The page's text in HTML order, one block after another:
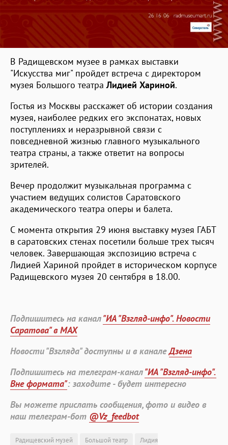
В Радищевском музее в рамках выставки
"Искусства миг" пройдет встреча с директором
музея Большого театраЛидией Хариной.
Гостья из Москвы расскажет об истории создания
музея, наиболее редких его экспонатах, новых
поступлениях и неразрывной связи с
повседневной жизнью главного музыкального
театра страны, а также ответит на вопросы
зрителей.
Вечер продолжит музыкальная программа с
участием ведущих солистов Саратовского
академического театра оперы и балета.
С момента открытия 29 июня выставку музея ГАБТ
в саратовских стенах посетили больше трех тысяч
человек. Завершающая экспозицию встреча с
Лидией Хариной пройдет в историческом корпусе
Радищевского музея 20 сентября в 18.00.
Подпишитесь на канал"ИА "Взгляд-инфо". Новости
Саратова" в MAX
Новости "Взгляда" доступны и в каналеДзена
Подпишитесь на телеграм-канал"ИА "Взгляд-инфо".
Вне формата": заходите - будет интересно
Вы можете прислать сообщения, фото и видео в
наш телеграм-бот @Vz_feedbot
Радищевский музей Большой театр
Лидия